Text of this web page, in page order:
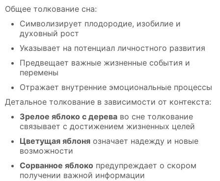
Общее толкование сна:
Символизирует плодородие, изобилие и
духовный рост
Указывает на потенциал личностного развития
Предвещает важные жизненные события и
перемены
Отражает внутренние эмоциональные процессы
Детальное толкование в зависимости от контекста:
Зрелое яблоко с дерева во сне толкование
связывает с достижением жизненных целей
Цветущая яблоня означает надежду и новые
возможности
Сорванное яблоко предупреждает о скором
получении важной информации